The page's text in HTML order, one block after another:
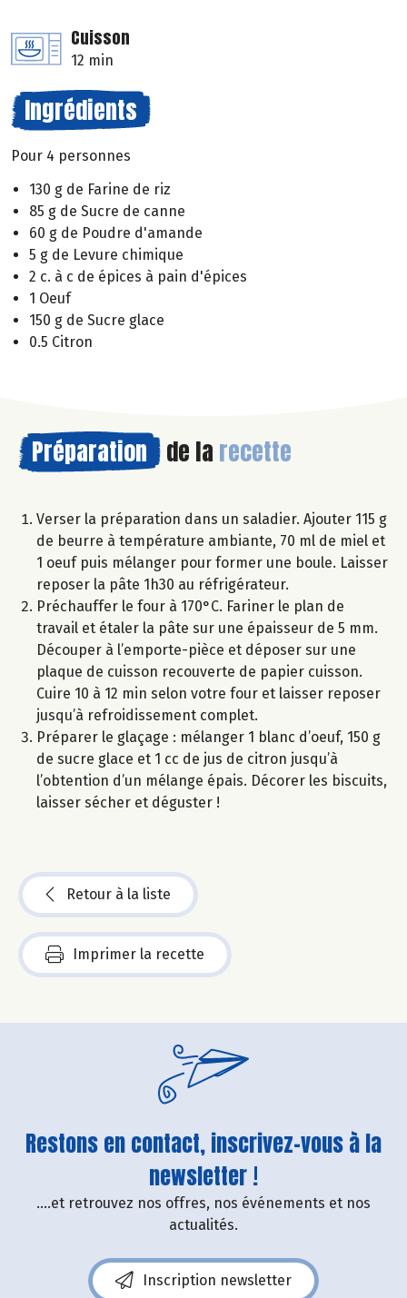
Cuisson
12 min
Ingrédients
Pour 4 personnes
130 g de Farine de riz
85 g de Sucre de canne
60 g de Poudre d'amande
5 g de Levure chimique
2 c. à c de épices à pain d'épices
1 Oeuf
150 g de Sucre glace
0.5 Citron
Préparation de la recette
Verser la préparation dans un saladier. Ajouter 115 g
de beurre à température ambiante, 70 ml de miel et
1 oeuf puis mélanger pour former une boule. Laisser
reposer la pâte 1h30 au réfrigérateur.
Préchauffer le four à 170°C. Fariner le plan de
travail et étaler la pâte sur une épaisseur de 5 mm.
Découper à l’emporte-pièce et déposer sur une
plaque de cuisson recouverte de papier cuisson.
Cuire 10 à 12 min selon votre four et laisser reposer
jusqu’à refroidissement complet.
Préparer le glaçage : mélanger 1 blanc d’oeuf, 150 g
de sucre glace et 1 cc de jus de citron jusqu’à
l’obtention d’un mélange épais. Décorer les biscuits,
laisser sécher et déguster !
Retour à la liste
Imprimer la recette
Restons en contact, inscrivez-vous à la
newsletter !
....et retrouvez nos offres, nos événements et nos
actualités.
Inscription newsletter